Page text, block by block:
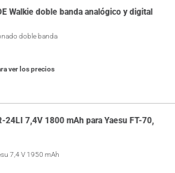
Walkie doble banda analógico y digital
doble banda
ver los precios
24LI 7,4V 1800 mAh para Yaesu FT-70,
7,4 V 1950 mAh